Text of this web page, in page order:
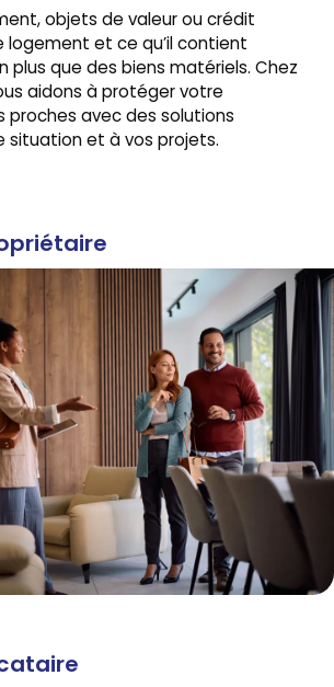
objets de valeur ou crédit
logement et ce qu’il contient
plus que des biens matériels. Chez
aidons à protéger votre
avec des solutions
et à vos projets.